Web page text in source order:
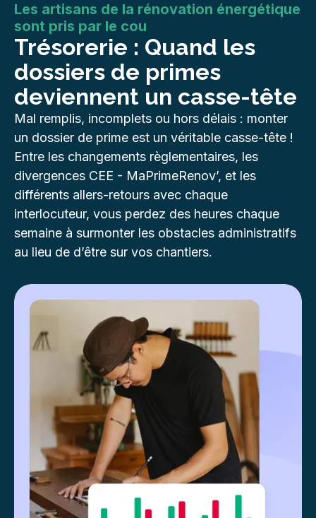
Les artisans de la rénovation énergétique
sont pris par le cou
Trésorerie : Quand les
dossiers de primes
deviennent un casse-tête
Mal remplis, incomplets ou hors délais : monter
un dossier de prime est un véritable casse-tête !
Entre les changements règlementaires, les
divergences CEE - MaPrimeRenov’, et les
différents allers-retours avec chaque
interlocuteur, vous perdez des heures chaque
semaine à surmonter les obstacles administratifs
au lieu de d’être sur vos chantiers.